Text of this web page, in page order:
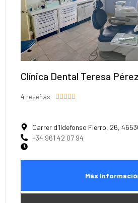
Clínica Dental Teresa Pérez
4 reseñas     
Carrer d'Ildefonso Fierro, 26,
+34 961 42 07 94
Más